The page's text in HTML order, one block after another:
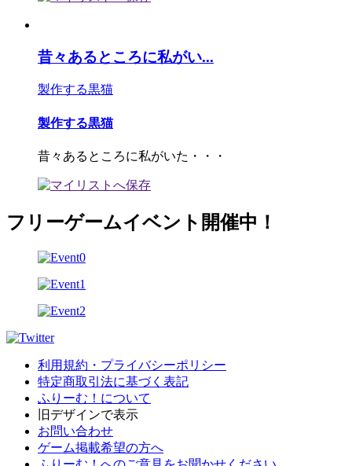
昔々あるところに私がい...
製作する黒猫
製作する黒猫
昔々あるところに私がいた・・・
フリーゲームイベント開催中！
利用規約・プライバシーポリシー
特定商取引法に基づく表記
ふりーむ！について
旧デザインで表示
お問い合わせ
ゲーム掲載希望の方へ